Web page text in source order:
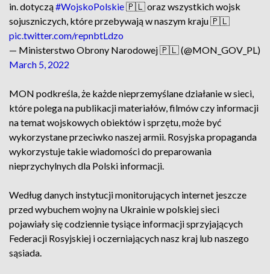
in. dotyczą#WojskoPolskie🇵🇱 oraz wszystkich wojsk
sojuszniczych, które przebywają w naszym kraju 🇵🇱
pic.twitter.com/repnbtLdzo
— Ministerstwo Obrony Narodowej 🇵🇱 (@MON_GOV_PL)
March 5, 2022
MON podkreśla, że każde nieprzemyślane działanie w sieci,
które polega na publikacji materiałów, filmów czy informacji
na temat wojskowych obiektów i sprzętu, może być
wykorzystane przeciwko naszej armii. Rosyjska propaganda
wykorzystuje takie wiadomości do preparowania
nieprzychylnych dla Polski informacji.
Według danych instytucji monitorujących internet jeszcze
przed wybuchem wojny na Ukrainie w polskiej sieci
pojawiały się codziennie tysiące informacji sprzyjających
Federacji Rosyjskiej i oczerniających nasz kraj lub naszego
sąsiada.